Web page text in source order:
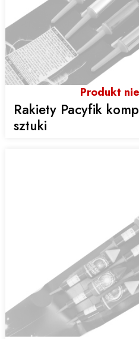
Produkt
Rakiety Pacyfik
sztuki